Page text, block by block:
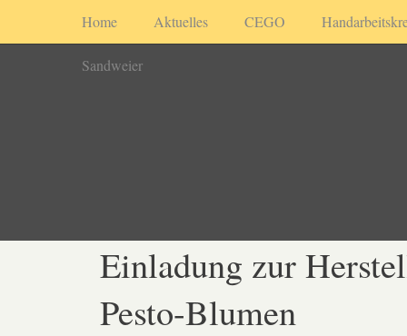
Home Aktuelles CEGO
Sandweier
Einladung zur
Pesto-Blumen